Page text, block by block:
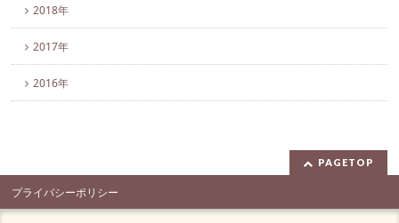
2018年
2017年
2016年
PAGETOP
プライバシーポリシー